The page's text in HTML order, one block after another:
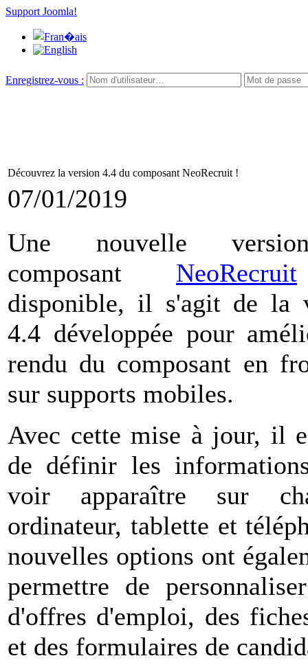
Support Joomla!
Enregistrez-vous :
Découvrez la version 4.4 du composant NeoRecruit !
07/01/2019
Une nouvelle
composant NeoRecruit
disponible, il s'agit de la
4.4 développée pour
rendu du composant en
sur supports mobiles.
Avec cette mise à jour, il
de définir les
voir apparaître sur
ordinateur, tablette et
nouvelles options ont
permettre de
d'offres d'emploi, des
et des formulaires de